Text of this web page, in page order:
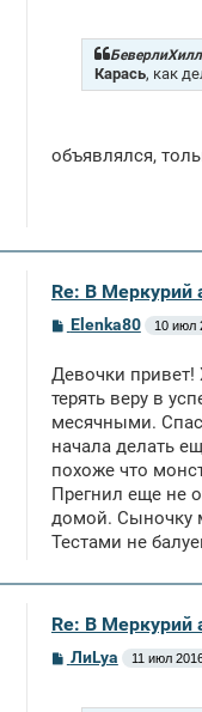
Карась, как
объявлялся,
Re: В Меркурий
С
б
е
н
и
е
Elenka80 10 июл
Девочки привет!
терять веру в
месячными.
начала делать
похоже что
Прегнил еще не
домой. Сыночку
Тестами не
Re: В Меркурий
С
ЛиLya 11 июл